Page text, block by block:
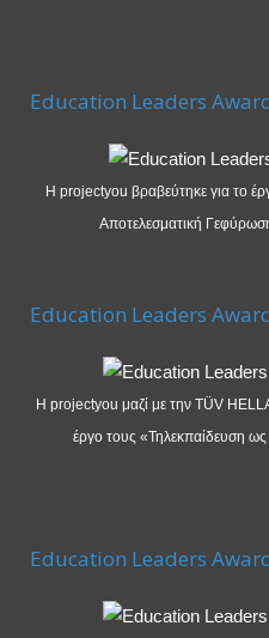
Education Leaders
Η projectyou βραβεύτηκε για το
Αποτελεσματική
Education Leaders
Η projectyou μαζί με την TÜV
έργο τους «Τηλεκπαίδευση ως
Education Leaders